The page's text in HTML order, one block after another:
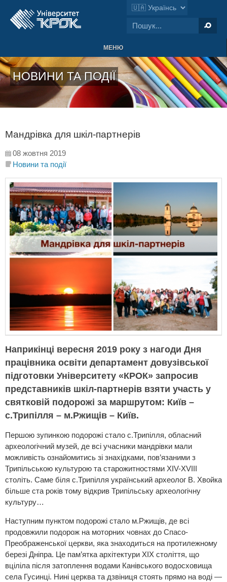
МЕНЮ
НОВИНИ ТА ПОДІЇ
Мандрівка для шкіл-партнерів
08 жовтня 2019
Новини та події
Наприкінці вересня 2019 року з нагоди Дня
працівника освіти департамент довузівської
підготовки Університету «КРОК» запросив
представників шкіл-партнерів взяти участь у
святковій подорожі за маршрутом: Київ –
с.Трипілля – м.Ржищів – Київ.
Першою зупинкою подорожі стало с.Трипілля, обласний
археологічний музей, де всі учасники мандрівки мали
можливість ознайомитись зі знахідками, пов’язаними з
Трипільською культурою та старожитностями ХІV-XVIII
століть. Саме біля с.Трипілля український археолог В. Хвойка
більше ста років тому відкрив Трипільську археологічну
культуру…
Наступним пунктом подорожі стало м.Ржищів, де всі
продовжили подорож на моторних човнах до Спасо-
Преображенської церкви, яка знаходиться на протилежному
березі Дніпра. Це пам’ятка архітектури ХІХ століття, що
вціліла після затоплення водами Канівського водосховища
села Гусинці. Нині церква та дзвіниця стоять прямо на воді —